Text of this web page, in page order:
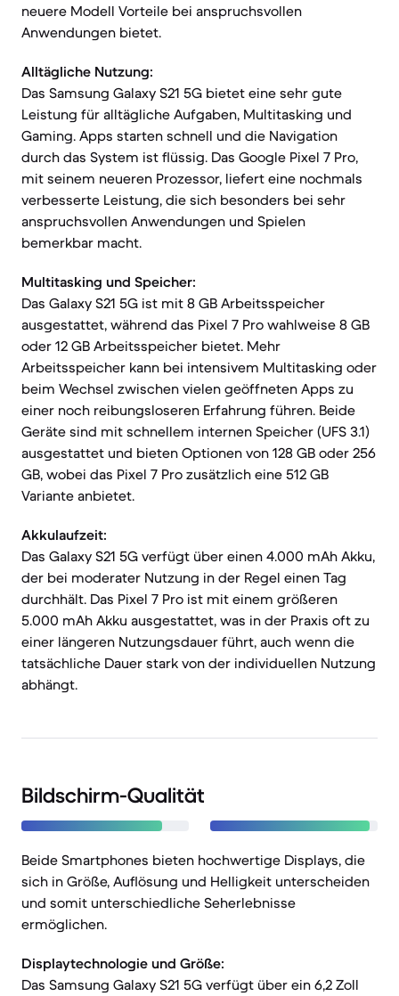
neuere Modell Vorteile bei anspruchsvollen
Anwendungen bietet.
Alltägliche Nutzung:
Das Samsung Galaxy S21 5G bietet eine sehr gute
Leistung für alltägliche Aufgaben, Multitasking und
Gaming. Apps starten schnell und die Navigation
durch das System ist flüssig. Das Google Pixel 7 Pro,
mit seinem neueren Prozessor, liefert eine nochmals
verbesserte Leistung, die sich besonders bei sehr
anspruchsvollen Anwendungen und Spielen
bemerkbar macht.
Multitasking und Speicher:
Das Galaxy S21 5G ist mit 8 GB Arbeitsspeicher
ausgestattet, während das Pixel 7 Pro wahlweise 8 GB
oder 12 GB Arbeitsspeicher bietet. Mehr
Arbeitsspeicher kann bei intensivem Multitasking oder
beim Wechsel zwischen vielen geöffneten Apps zu
einer noch reibungsloseren Erfahrung führen. Beide
Geräte sind mit schnellem internen Speicher (UFS 3.1)
ausgestattet und bieten Optionen von 128 GB oder 256
GB, wobei das Pixel 7 Pro zusätzlich eine 512 GB
Variante anbietet.
Akkulaufzeit:
Das Galaxy S21 5G verfügt über einen 4.000 mAh Akku,
der bei moderater Nutzung in der Regel einen Tag
durchhält. Das Pixel 7 Pro ist mit einem größeren
5.000 mAh Akku ausgestattet, was in der Praxis oft zu
einer längeren Nutzungsdauer führt, auch wenn die
tatsächliche Dauer stark von der individuellen Nutzung
abhängt.
Bildschirm-Qualität
Beide Smartphones bieten hochwertige Displays, die
sich in Größe, Auflösung und Helligkeit unterscheiden
und somit unterschiedliche Seherlebnisse
ermöglichen.
Displaytechnologie und Größe:
Das Samsung Galaxy S21 5G verfügt über ein 6,2 Zoll